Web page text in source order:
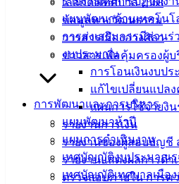
แผนพัฒนาด้านเทคโนโ
การส่งเสริมการมีส่วน
งบประมาณ
การโอนเงินงบป
แก้ไขเปลี่ยนแปล
แผนการใช้จ่ายงิน
รายงานการเงิน
รายงานของผู้สอบบัญชี
รายงานแสดงผลการด
ตรวจสอบภายใน การค
เลือกตั้งเทศบาล 2568
ข้อมูลทางวัฒนธรรม
วารสารเมืองอ่างศิลา
ข่าวสารเพื่อคุ้มครองผู้
การพัฒนาและการบริหาร
แผนพัฒนาห้าปี
แผนการดำเนินงาน
เทศบัญญัติงบประมาณร
เทศบัญญัติเทศบาลเมือง
ดาวน์โหลดแบบฟอร์ม, เอกสาร
คู่มือสำหรับประชาชน/คู่มือกา
ข่าวสารน่ารู้
ศุนย์ข้อมูลข่าวสารอิเล็กทรอนิ
องค์ความรู้ (Knowledge
ติดต่อเทศบาล
สายตรงนายก